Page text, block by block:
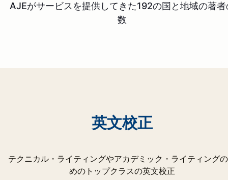
AJEがサービスを提供してきた192の国と地域の著者
数
英文校正
テクニカル・ライティングやアカデミック・ライティング
めのトップクラスの英文校正